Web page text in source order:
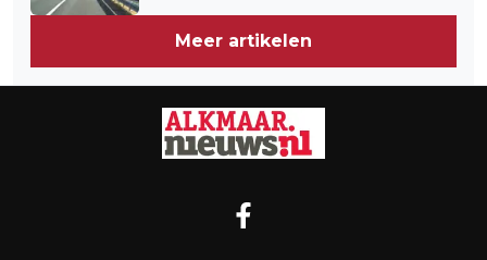
Meer artikelen